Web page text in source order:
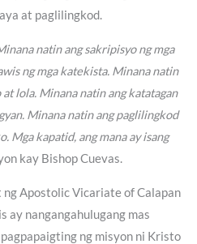
at paglilingkod.
natin ang sakripisyo ng mga
ng mga katekista. Minana natin
lola. Minana natin ang katatagan
Minana natin ang paglilingkod
Mga kapatid, ang mana ay isang
kay Bishop Cuevas.
ng Apostolic Vicariate of Calapan
ay nangangahulugang mas
ng misyon ni Kristo